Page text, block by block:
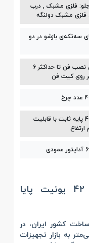
فلزی مشبک , درب
مشبک دولنگه
سه‌تکه‌ی بازشو در دو
امکان نصب فن تا حداکثر 6
روی کیت فن
دارای 4 پایه ثابت با قابلیت
بررسی اجمالی رک ایستاده 42 یونیت پایا
ساخت کشور ایران، در
و ارتفاع 204 سانتی‌متر به بازار تجهیزات